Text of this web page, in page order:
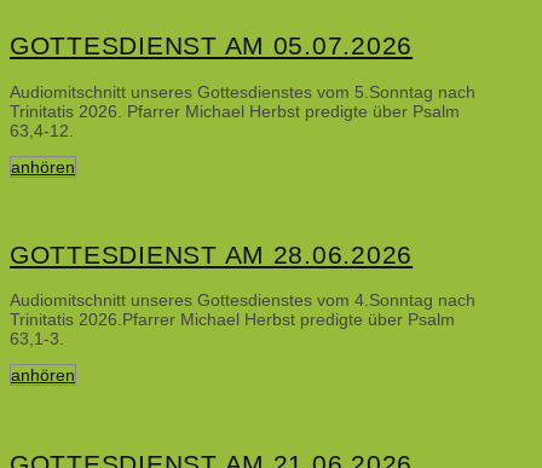
GOTTESDIENST AM 05.07.2026
Audiomitschnitt unseres Gottesdienstes vom 5.Sonntag nach
Trinitatis 2026. Pfarrer Michael Herbst predigte über Psalm
63,4-12.
anhören
GOTTESDIENST AM 28.06.2026
Audiomitschnitt unseres Gottesdienstes vom 4.Sonntag nach
Trinitatis 2026.Pfarrer Michael Herbst predigte über Psalm
63,1-3.
anhören